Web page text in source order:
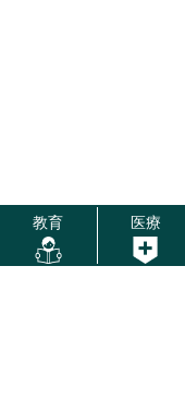
教育 医療